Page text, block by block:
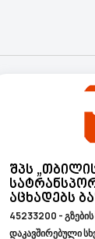
Შპს
Აცხადებს
45233200 -
დაკავშირებული